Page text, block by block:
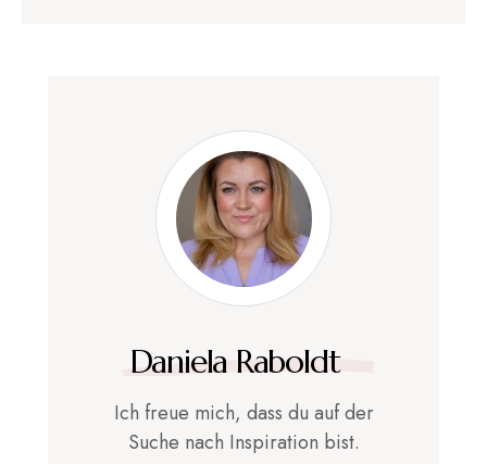
Daniela Raboldt
Ich freue mich, dass du auf der
Suche nach Inspiration bist.